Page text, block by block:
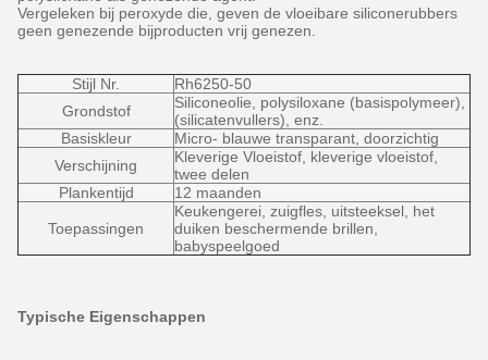
Vergeleken bij peroxyde die, geven de vloeibare siliconerubbers
geen genezende bijproducten vrij genezen.
Stijl Nr.
Rh6250-50
Grondstof
Siliconeolie, polysiloxane (basispolymeer),
(silicatenvullers), enz.
Basiskleur
Micro- blauwe transparant, doorzichtig
Verschijning
Kleverige Vloeistof, kleverige vloeistof,
twee delen
Plankentijd
12 maanden
Toepassingen
Keukengerei, zuigfles uitsteeksel, het
duiken beschermende brillen,
babyspeelgoed
Typische Eigenschappen